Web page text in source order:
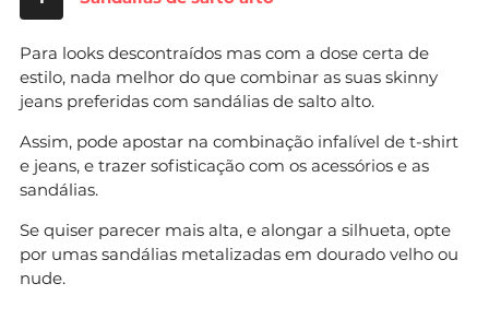
Para looks descontraídos mas com a dose certa de
estilo, nada melhor do que combinar as suas skinny
jeans preferidas com sandálias de salto alto.
Assim, pode apostar na combinação infalível de t-shirt
e jeans, e trazer sofisticação com os acessórios e as
sandálias.
Se quiser parecer mais alta, e alongar a silhueta, opte
por umas sandálias metalizadas em dourado velho ou
nude.